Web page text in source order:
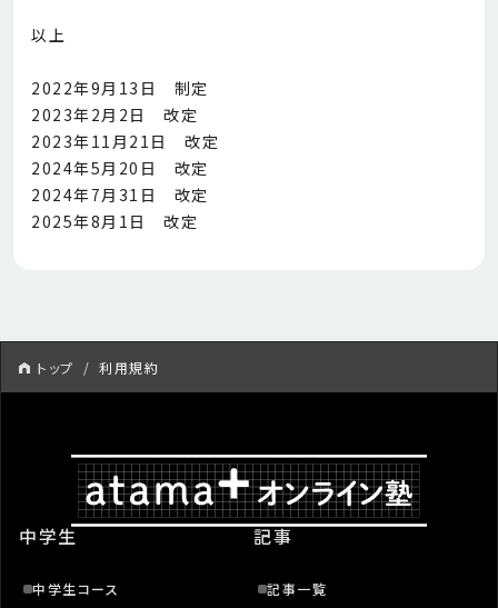
以上
2022年9月13日 制定
2023年2月2日 改定
2023年11月21日 改定
2024年5月20日 改定
2024年7月31日 改定
2025年8月1日 改定
トップ 利用規約
中学生
中学生コース
記事
記事一覧